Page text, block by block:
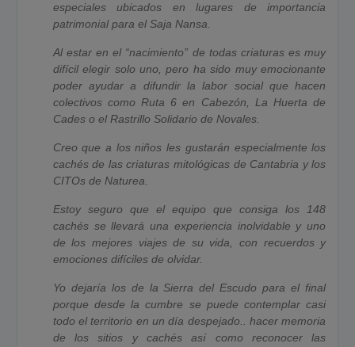
especiales ubicados en lugares de importancia
patrimonial para el Saja Nansa.
Al estar en el “nacimiento” de todas criaturas es muy
difícil elegir solo uno, pero ha sido muy emocionante
poder ayudar a difundir la labor social que hacen
colectivos como Ruta 6 en Cabezón, La Huerta de
Cades o el Rastrillo Solidario de Novales.
Creo que a los niños les gustarán especialmente los
cachés de las criaturas mitológicas de Cantabria y los
CITOs de Naturea.
Estoy seguro que el equipo que consiga los 148
cachés se llevará una experiencia inolvidable y uno
de los mejores viajes de su vida, con recuerdos y
emociones difíciles de olvidar.
Yo dejaría los de la Sierra del Escudo para el final
porque desde la cumbre se puede contemplar casi
todo el territorio en un día despejado.. hacer memoria
de los sitios y cachés así como reconocer las